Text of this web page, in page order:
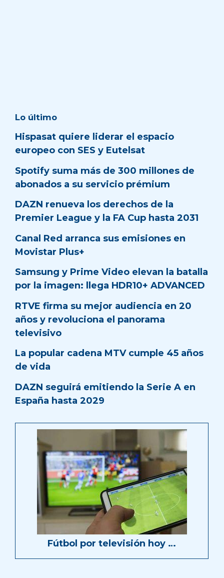
Lo último
Hispasat quiere liderar el espacio
europeo con SES y Eutelsat
Spotify suma más de 300 millones de
abonados a su servicio prémium
DAZN renueva los derechos de la
Premier League y la FA Cup hasta 2031
Canal Red arranca sus emisiones en
Movistar Plus+
Samsung y Prime Video elevan la batalla
por la imagen: llega HDR10+ ADVANCED
RTVE firma su mejor audiencia en 20
años y revoluciona el panorama
televisivo
La popular cadena MTV cumple 45 años
de vida
DAZN seguirá emitiendo la Serie A en
España hasta 2029
Fútbol por televisión hoy …